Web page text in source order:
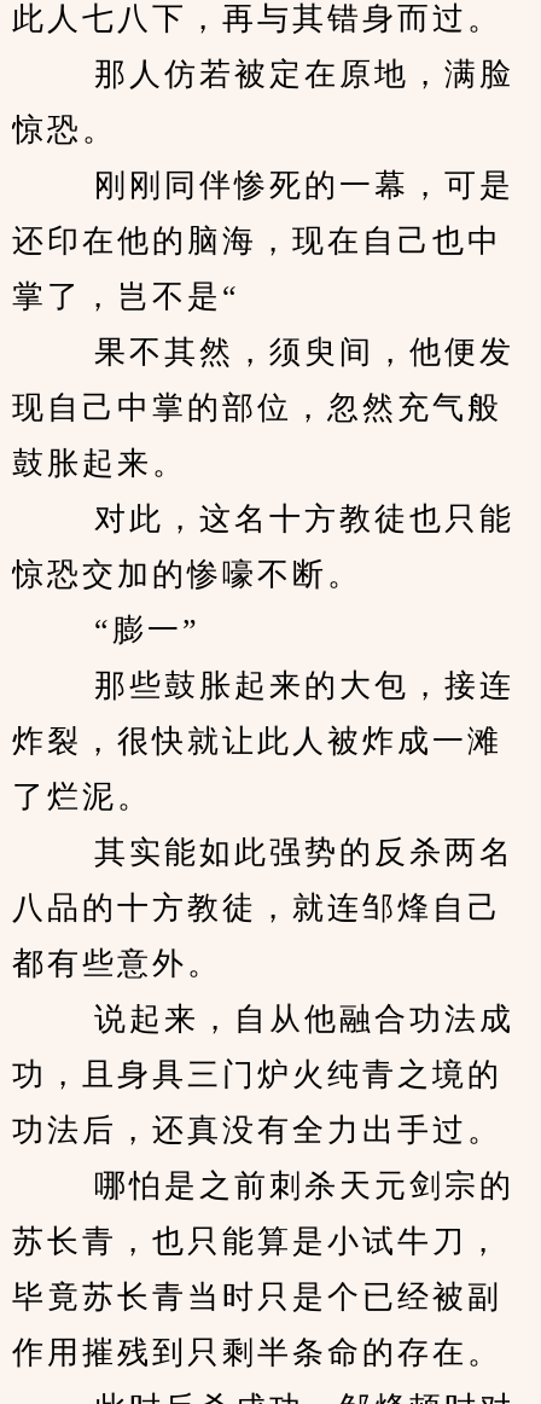
此人七八下，再与其错身而过。
那人仿若被定在原地，满脸
惊恐。
刚刚同伴惨死的一幕，可是
还印在他的脑海，现在自己也中
掌了，岂不是“
果不其然，须臾间，他便发
现自己中掌的部位，忽然充气般
鼓胀起来。
对此，这名十方教徒也只能
惊恐交加的惨嚎不断。
“膨一”
那些鼓胀起来的大包，接连
炸裂，很快就让此人被炸成一滩
了烂泥。
其实能如此强势的反杀两名
八品的十方教徒，就连邹烽自己
都有些意外。
说起来，自从他融合功法成
功，且身具三门炉火纯青之境的
功法后，还真没有全力出手过。
哪怕是之前刺杀天元剑宗的
苏长青，也只能算是小试牛刀，
毕竟苏长青当时只是个已经被副
作用摧残到只剩半条命的存在。